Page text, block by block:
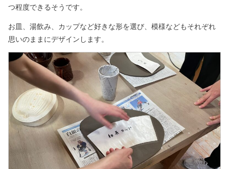
つ程度できるそうです。
お皿、湯飲み、カップなど好きな形を選び、模様などもそれぞれ
思いのままにデザインします。